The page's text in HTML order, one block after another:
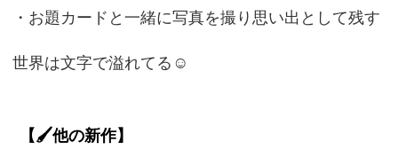
・お題カードと一緒に写真を撮り思い出として残す
世界は文字で溢れてる☺️
【🖌️他の新作】